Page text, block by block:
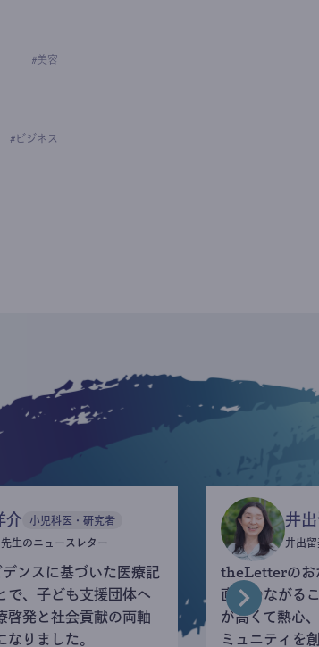
#美容
# ビジネス
介 小児科医・研究者
生のニュースレター
ンスに基づいた医療記
で、子ども支援団体へ
啓発と社会貢献の両軸
なりました。
井
井出
theLetterのお
直接つながる
が高くて熱心
ミュニティを